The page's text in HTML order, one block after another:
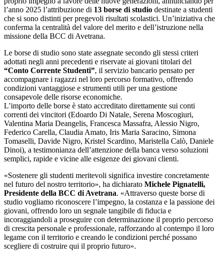
l’anno 2025 l’attribuzione di 13 borse di studio destinate a studenti
che si sono distinti per pregevoli risultati scolastici. Un’iniziativa che
conferma la centralità del valore del merito e dell’istruzione nella
missione della BCC di Avetrana.
Le borse di studio sono state assegnate secondo gli stessi criteri
adottati negli anni precedenti e riservate ai giovani titolari del
“Conto Corrente Studenti”, il servizio bancario pensato per
accompagnare i ragazzi nel loro percorso formativo, offrendo
condizioni vantaggiose e strumenti utili per una gestione
consapevole delle risorse economiche.
L’importo delle borse è stato accreditato direttamente sui conti
correnti dei vincitori (Edoardo Di Natale, Serena Moscogiuri,
Valentina Maria Deangelis, Francesca Massafra, Alessio Nigro,
Federico Carella, Claudia Amato, Iris Maria Saracino, Simona
Tomaselli, Davide Nigro, Kristel Scardino, Maristella Calò, Daniele
Dinoi), a testimonianza dell’attenzione della banca verso soluzioni
semplici, rapide e vicine alle esigenze dei giovani clienti.
«Sostenere gli studenti meritevoli significa investire concretamente
nel futuro del nostro territorio», ha dichiarato Michele Pignatelli,
Presidente della BCC di Avetrana. «Attraverso queste borse di
studio vogliamo riconoscere l’impegno, la costanza e la passione dei
giovani, offrendo loro un segnale tangibile di fiducia e
incoraggiandoli a proseguire con determinazione il proprio percorso
di crescita personale e professionale, rafforzando al contempo il loro
legame con il territorio e creando le condizioni perché possano
scegliere di costruire qui il proprio futuro».